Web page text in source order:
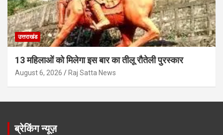
उत्तराखंड
13 महिलाओं को मिलेगा इस बार का तीलू रौतेली पुरस्कार
August 6, 2026 Raj Satta News
ब्रेकिंग न्यूज़